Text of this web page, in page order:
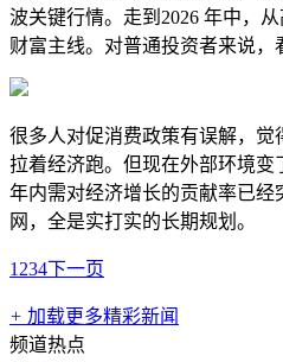
波关键行情。走到2026 年中，
财富主线。对普通投资者来说，
很多人对促消费政策有误解，
拉着经济跑。但现在外部环境
年内需对经济增长的贡献率已
网，全是实打实的长期规划。
1 234下一页
+ 加载更多精彩新闻
频道热点